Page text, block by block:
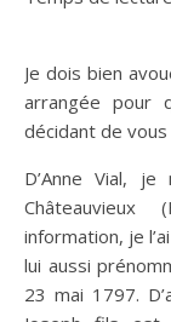
Je dois bien
arrangée pour
décidant de vous
D’Anne Vial,
information, je
lui aussi
23 mai 1797.